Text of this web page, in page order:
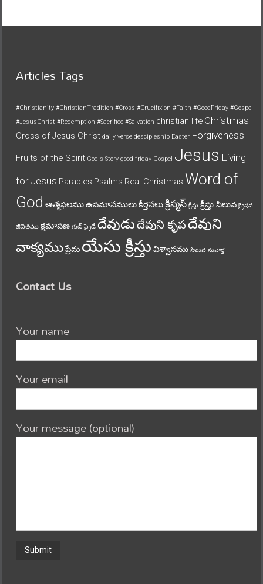
Articles Tags
#Christianity #ChristianTradition #Cross #Crucifixion #Faith #GoodFriday #Gospel
#JesusChrist #Redemption #Sacrifice #Salvation christian life Christmas
Cross of Jesus Christ daily verse descipleship Easter Forgiveness
Fruits of the Spirit God's Story good friday Gospel Jesus Living
for Jesus Parables Psalms Real Christmas Word of
God ఆత్మఫలముఉపమానములుకీర్తనలుక్రిస్మస్ క్రీస్తు క్రీస్తు సిలువ క్రైస్తవ
జీవితము క్షమాపణ గుడ్ ఫ్రైడే దేవుడుదేవుని కృపదేవుని
వాక్యముప్రేమ యేసు క్రీస్తు విశ్వాసము సిలువ సువార్త
Contact Us
Your name
Your email
Your message (optional)